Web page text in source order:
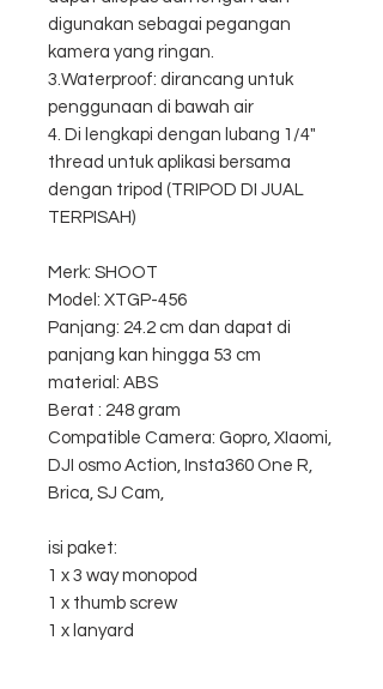
digunakan sebagai pegangan
kamera yang ringan.
3.Waterproof: dirancang untuk
penggunaan di bawah air
4. Di lengkapi dengan lubang 1/4"
thread untuk aplikasi bersama
dengan tripod (TRIPOD DI JUAL
TERPISAH)
Merk: SHOOT
Model: XTGP-456
Panjang: 24.2 cm dan dapat di
panjang kan hingga 53 cm
material: ABS
Berat : 248 gram
Compatible Camera: Gopro, XIaomi,
DJI osmo Action, Insta360 One R,
Brica, SJ Cam,
isi paket:
1 x 3 way monopod
1 x thumb screw
1 x lanyard